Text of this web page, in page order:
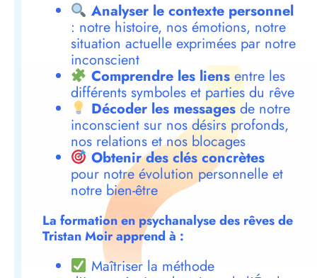
Analyser le contexte personnel
: notre histoire, nos émotions, notre
situation actuelle exprimées par notre
inconscient
Comprendre les liensentre les
différents symboles et parties du rêve
Décoder les messagesde notre
inconscient sur nos désirs profonds,
nos relations et nos blocages
Obtenir des clés concrètes
pour notre évolution personnelle et
notre bien-être
La formation en psychanalyse des rêves de
Tristan Moir apprend à :
Maîtriser la méthode